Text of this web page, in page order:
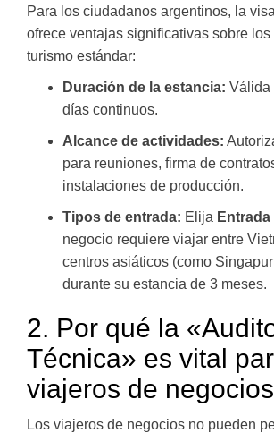
Para los ciudadanos argentinos, la
ofrece ventajas significativas sobre
turismo estándar:
Duración de la estancia: Válida
días continuos.
Alcance de actividades:
para reuniones, firma de
instalaciones de producción.
Tipos de entrada: Elija
negocio requiere viajar entre
centros asiáticos (como
durante su estancia de 3 meses.
2. Por qué la
Técnica» es vital
viajeros de negocios
Los viajeros de negocios no pueden